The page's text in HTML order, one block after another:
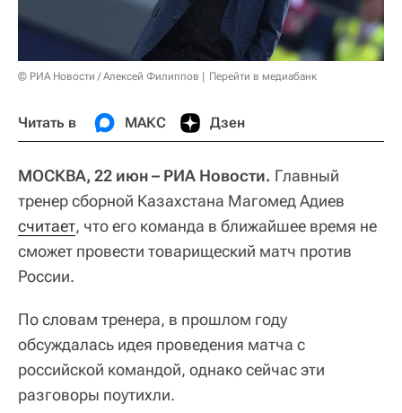
© РИА Новости / Алексей Филиппов Перейти в медиабанк
Читать в МАКС Дзен
МОСКВА, 22 июн – РИА Новости. Главный
тренер сборной Казахстана Магомед Адиев
считает, что его команда в ближайшее время не
сможет провести товарищеский матч против
России.
По словам тренера, в прошлом году
обсуждалась идея проведения матча с
российской командой, однако сейчас эти
разговоры поутихли.